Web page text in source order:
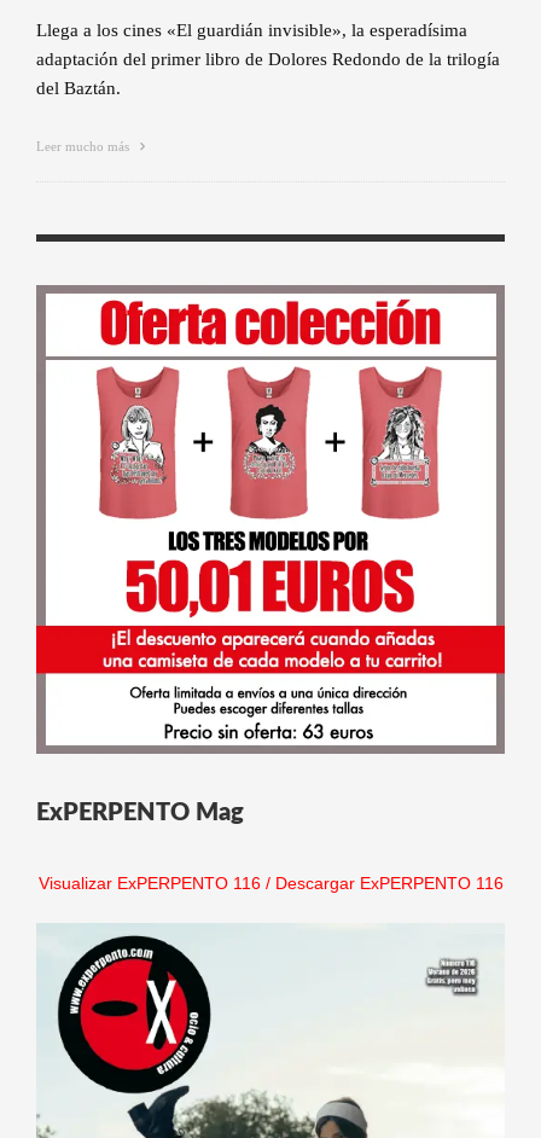
Llega a los cines «El guardián invisible», la esperadísima
adaptación del primer libro de Dolores Redondo de la trilogía
del Baztán.
Leer mucho más
ExPERPENTO Mag
Visualizar ExPERPENTO 116/ Descargar ExPERPENTO 116